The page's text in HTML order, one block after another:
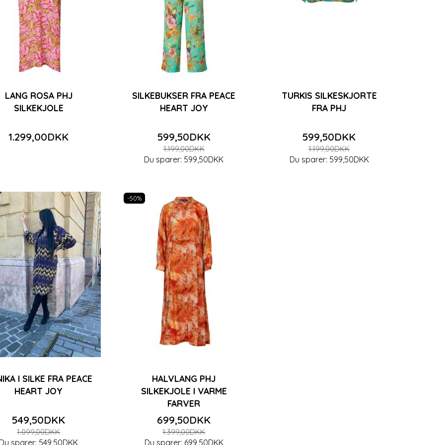
LANG ROSA PHJ
SILKEKJOLE
1.299,00DKK
SILKEBUKSER FRA PEACE
HEART JOY
599,50DKK
1.199,00DKK
Du sparer: 599,50DKK
TURKIS SILKESKJORTE
FRA PHJ
599,50DKK
1.199,00DKK
Du sparer: 599,50DKK
I SILKE FRA PEACE
HEART JOY
549,50DKK
1.099,00DKK
sparer: 549,50DKK
-50%
HALVLANG PHJ
SILKEKJOLE I VARME
FARVER
699,50DKK
1.399,00DKK
Du sparer: 699,50DKK